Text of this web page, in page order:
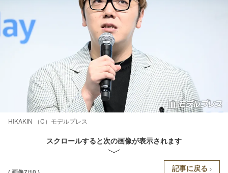
HIKAKIN （C）モデルプレス
スクロールすると次の画像が表示されます
記事に戻る